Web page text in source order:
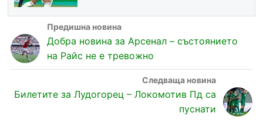
Добра новина за Арсенал – състоянието
на Райс не е тревожно
Билетите за Лудогорец – Локомотив Пд са
пуснати